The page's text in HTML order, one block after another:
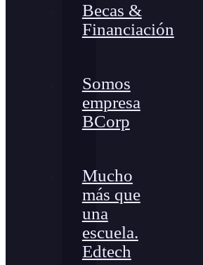
Becas &
Financiación
Somos
empresa
BCorp
Mucho
más que
una
escuela.
Edtech